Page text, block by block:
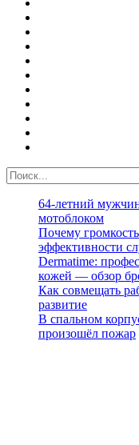
64-летний
мотоблоком
Почему
эффективности
Dermatime:
кожей — обзор
Как совмещать
развитие
В спальном
произошёл пожар